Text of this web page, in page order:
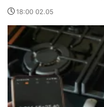
18:00 02.05